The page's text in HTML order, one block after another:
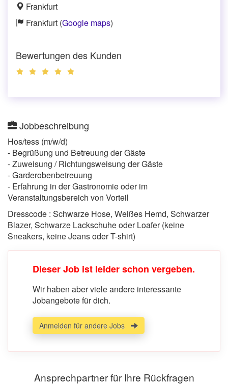
Frankfurt
Frankfurt (Google maps)
Bewertungen des Kunden
Jobbeschreibung
Hos/tess (m/w/d)
- Begrüßung und Betreuung der Gäste
- Zuweisung / Richtungsweisung der Gäste
- Garderobenbetreuung
- Erfahrung in der Gastronomie oder im
Veranstaltungsbereich von Vorteil
Dresscode : Schwarze Hose, Weißes Hemd, Schwarzer
Blazer, Schwarze Lackschuhe oder Loafer (keine
Sneakers, keine Jeans oder T-shirt)
Dieser Job ist leider schon vergeben.
Wir haben aber viele andere interessante
Jobangebote für dich.
Anmelden für andere Jobs
Ansprechpartner für Ihre Rückfragen